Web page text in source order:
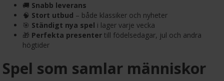
🚚 Snabb leverans
🧠 Stort utbud – både klassiker och nyheter
🎯 Ständigt nya spel i lager varje vecka
🎁 Perfekta presenter till födelsedagar, jul och andra
högtider
Spel som samlar människor